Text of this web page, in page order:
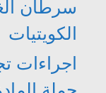
سرطان
الكويتيات
اجراءات